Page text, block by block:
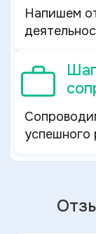
Напишем
успешного